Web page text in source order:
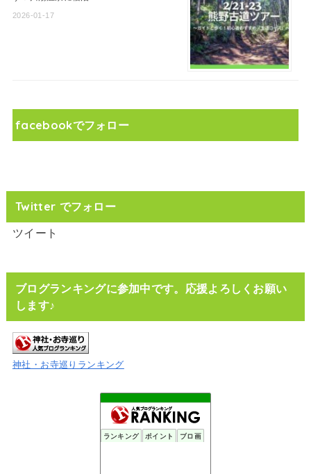
2026-01-17
facebookでフォロー
Twitter でフォロー
ツイート
ブログランキングに参加中です。応援よろしくお願い
します♪
神社・お寺巡りランキング
ランキング ポイント ブロ画